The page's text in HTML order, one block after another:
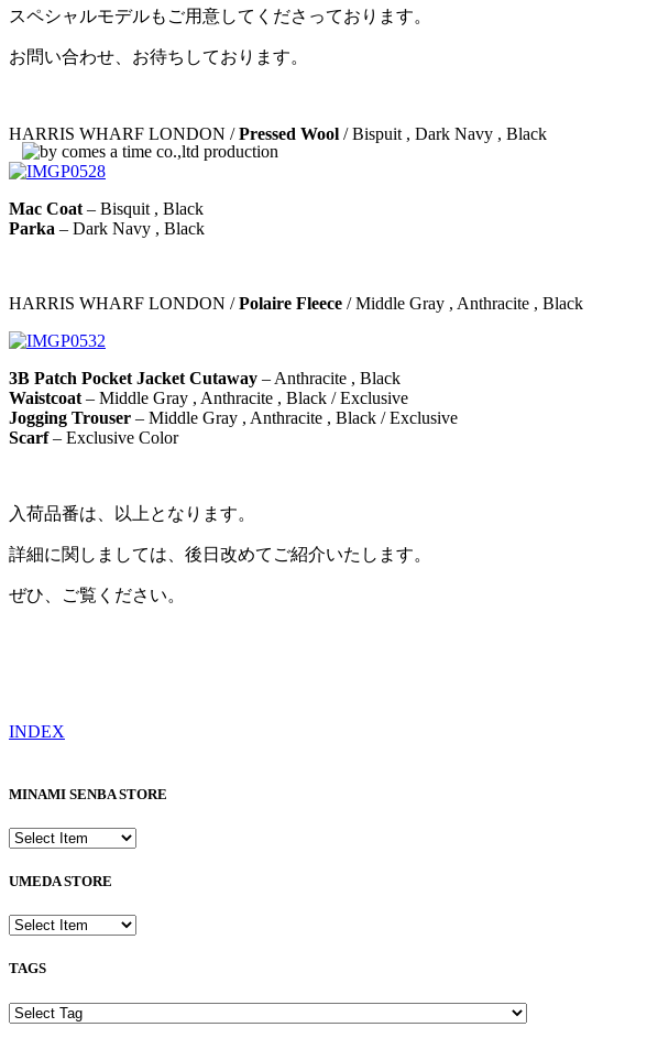
スペシャルモデルもご用意してくださっております。
お問い合わせ、お待ちしております。
HARRIS WHARF LONDON /Pressed Wool / Bispuit , Dark Navy , Black
Mac Coat – Bisquit , Black
Parka – Dark Navy , Black
HARRIS WHARF LONDON /Polaire Fleece / Middle Gray , Anthracite , Black
3B Patch Pocket Jacket Cutaway – Anthracite , Black
Waistcoat – Middle Gray , Anthracite , Black / Exclusive
Jogging Trouser – Middle Gray , Anthracite , Black / Exclusive
Scarf– Exclusive Color
入荷品番は、以上となります。
詳細に関しましては、後日改めてご紹介いたします。
ぜひ、ご覧ください。
INDEX
MINAMI SENBA STORE
UMEDA STORE
TAGS